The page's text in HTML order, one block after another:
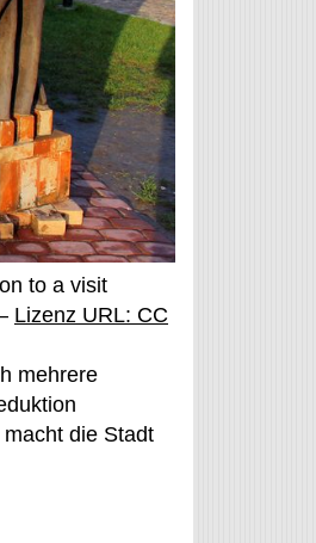
to a visit
Lizenz URL: CC
mehrere
die Stadt